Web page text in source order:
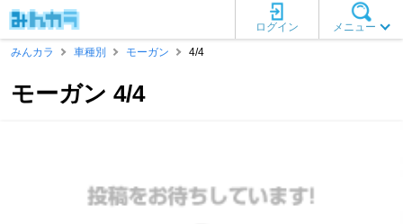
メニュー
ログイン
みんカラ
車種別 モーガン 4/4
モーガン 4/4